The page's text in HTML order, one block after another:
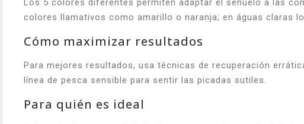
Los 5 colores diferentes permiten adaptar el señuelo a las
colores llamativos como amarillo o naranja; en águas claras
Cómo maximizar resultados
Para mejores resultados, usa técnicas de recuperación
línea de pesca sensible para sentir las picadas sutiles.
Para quién es ideal